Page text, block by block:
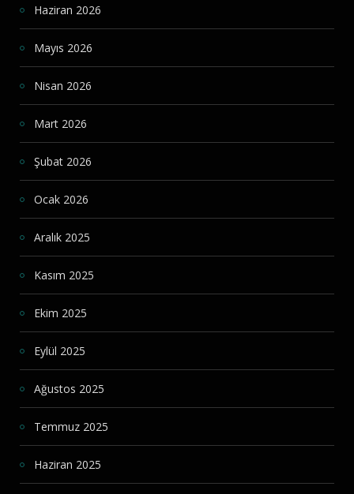
Haziran 2026
Mayıs 2026
Nisan 2026
Mart 2026
Şubat 2026
Ocak 2026
Aralık 2025
Kasım 2025
Ekim 2025
Eylül 2025
Ağustos 2025
Temmuz 2025
Haziran 2025